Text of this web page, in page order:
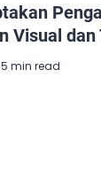
Visual
5 min read